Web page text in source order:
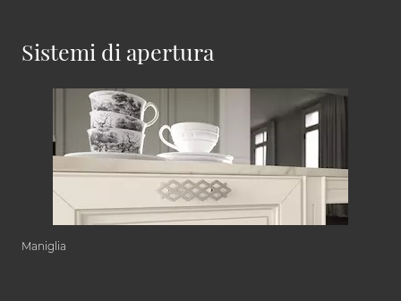
Sistemi di apertura
Maniglia